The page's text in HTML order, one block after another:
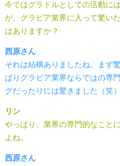
今ではグラドルとしての活動に
が、グラビア業界に入って驚い
はありますか？
西原さん
それは結構ありましたね。まず
ぱりグラビア業界ならではの専
グだったりには驚きました（笑）
リン
やっぱり、業界の専門的なこと
よね。
西原さん